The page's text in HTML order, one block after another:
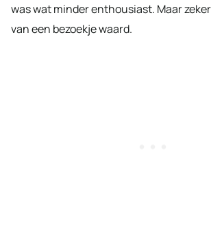
was wat minder enthousiast. Maar
van een bezoekje waard.